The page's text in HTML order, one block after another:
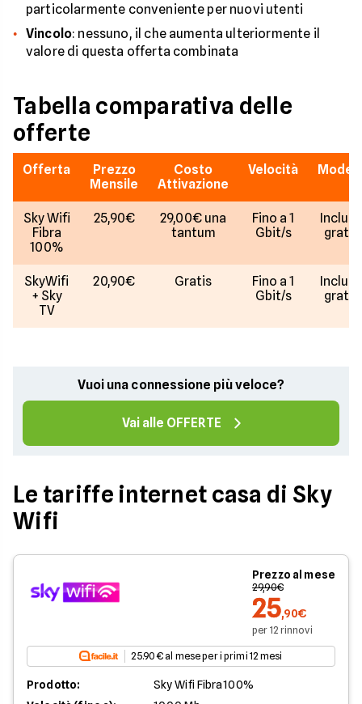
particolarmente conveniente per nuovi utenti
Vincolo: nessuno, il che aumenta ulteriormente il
valore di questa offerta combinata
Tabella comparativa delle
offerte
Offerta
Prezzo
Mensile
Costo
Attivazione
Velocità
Sky Wifi
Fibra
100%
25,90€
29,00€ una
tantum
Fino a 1
Gbit/s
Incluso
gratis
SkyWifi
+ Sky
TV
20,90€ Gratis
Fino a 1
Gbit/s
Incluso
gratis
Vuoi una connessione più veloce?
Vai alle OFFERTE
Le tariffe internet casa di Sky
Wifi
Prezzo al mese
29,90€
25,90€
per 12 rinnovi
25.90 € al mese per i primi 12 mesi
Prodotto:
Sky Wifi Fibra100%